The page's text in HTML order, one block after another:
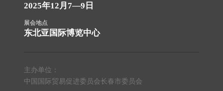
2025年12月7—9日
展会地点
东北亚国际博览中心
主办单位：
中国国际贸易促进委员会长春市委员会